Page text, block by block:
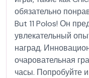
обязательно
But 11 Polos! Он
увлекательный
наград.
очаровательная
часы. Попробуйте